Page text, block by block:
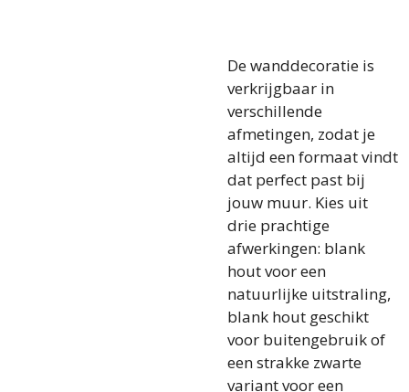
De wanddecoratie is
verkrijgbaar in
verschillende
afmetingen, zodat je
altijd een formaat vindt
dat perfect past bij
jouw muur. Kies uit
drie prachtige
afwerkingen: blank
hout voor een
natuurlijke uitstraling,
blank hout geschikt
voor buitengebruik of
een strakke zwarte
variant voor een